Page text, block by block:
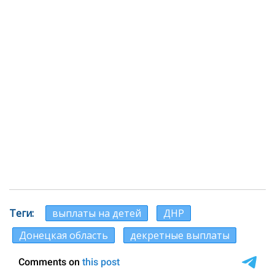
Теги выплаты на детей
ДНР
Донецкая область
декретные выплаты